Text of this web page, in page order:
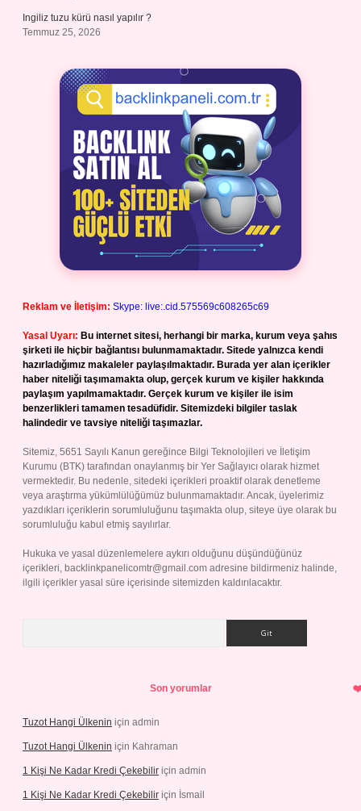
Ingiliz tuzu kürü nasıl yapılır ?
Temmuz 25, 2026
Reklam ve İletişim: Skype: live:.cid.575569c608265c69
Yasal Uyarı: Bu internet sitesi, herhangi bir marka, kurum veya şahıs
şirketi ile hiçbir bağlantısı bulunmamaktadır. Sitede yalnızca kendi
hazırladığımız makaleler paylaşılmaktadır. Burada yer alan içerikler
haber niteliği taşımamakta olup, gerçek kurum ve kişiler hakkında
paylaşım yapılmamaktadır. Gerçek kurum ve kişiler ile isim
benzerlikleri tamamen tesadüfidir. Sitemizdeki bilgiler taslak
halindedir ve tavsiye niteliği taşımazlar.
Sitemiz, 5651 Sayılı Kanun gereğince Bilgi Teknolojileri ve İletişim
Kurumu (BTK) tarafından onaylanmış bir Yer Sağlayıcı olarak hizmet
vermektedir. Bu nedenle, sitedeki içerikleri proaktif olarak denetleme
veya araştırma yükümlülüğümüz bulunmamaktadır. Ancak, üyelerimiz
yazdıkları içeriklerin sorumluluğunu taşımakta olup, siteye üye olarak bu
sorumluluğu kabul etmiş sayılırlar.
Hukuka ve yasal düzenlemelere aykırı olduğunu düşündüğünüz
içerikleri, backlinkpanelicomtr@gmail.com adresine bildirmeniz halinde,
ilgili içerikler yasal süre içerisinde sitemizden kaldırılacaktır.
Son yorumlar
Tuzot Hangi Ülkenin için admin
Tuzot Hangi Ülkenin için Kahraman
1 Kişi Ne Kadar Kredi Çekebilir için admin
1 Kişi Ne Kadar Kredi Çekebilir için İsmail